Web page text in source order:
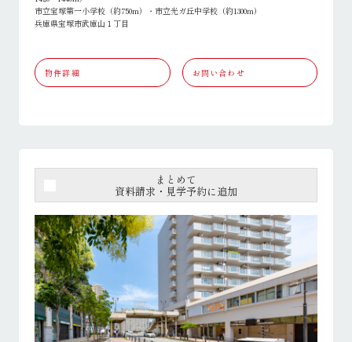
市立宝塚第一小学校（約750m）・市立光ガ丘中学校（約1300m）
兵庫県宝塚市武庫山１丁目
物件詳細 お問い合わせ
まとめて
資料請求・見学予約に追加